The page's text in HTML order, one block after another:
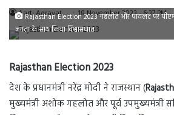
Aarti Agravat 18 November 2023 - 6:37 PM
Rajasthan Election 2023 गहलोत और पायलट पर
जनता के साथ किया विश्वासघात
Rajasthan Election 2023
देश के प्रधानमंत्री नरेंद्र मोदी ने राजस्थान (
मुख्यमंत्री अशोक गहलोत और पूर्व उपमुख्यमंत्री